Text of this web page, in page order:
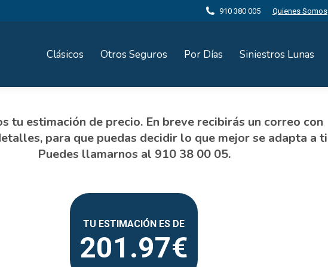
910 380 005 Quienes Somos
Clásicos Otros Seguros Por Días Siniestros Lunas
201.97